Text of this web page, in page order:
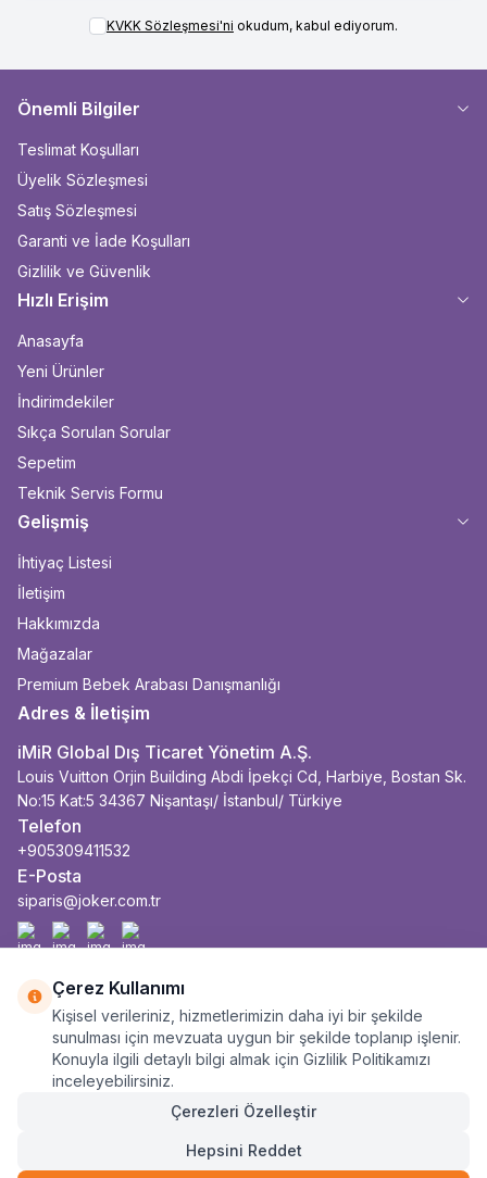
KVKK Sözleşmesi'ni okudum, kabul ediyorum.
Önemli Bilgiler
Teslimat Koşulları
Üyelik Sözleşmesi
Satış Sözleşmesi
Garanti ve İade Koşulları
Gizlilik ve Güvenlik
Hızlı Erişim
Anasayfa
Yeni Ürünler
İndirimdekiler
Sıkça Sorulan Sorular
Sepetim
Teknik Servis Formu
Gelişmiş
İhtiyaç Listesi
İletişim
Hakkımızda
Mağazalar
Premium Bebek Arabası Danışmanlığı
Adres & İletişim
iMiR Global Dış Ticaret Yönetim A.Ş.
Louis Vuitton Orjin Building Abdi İpekçi Cd, Harbiye, Bostan Sk.
No:15 Kat:5 34367 Nişantaşı/ İstanbul/ Türkiye
Telefon
+905309411532
E-Posta
siparis@joker.com.tr
Facebook
İnstagram
YoutubeLinkedin
Çerez Kullanımı
Kişisel verileriniz, hizmetlerimizin daha iyi bir şekilde
sunulması için mevzuata uygun bir şekilde toplanıp işlenir.
Konuyla ilgili detaylı bilgi almak için Gizlilik Politikamızı
inceleyebilirsiniz.
Çerezleri Özelleştir
Hepsini Reddet